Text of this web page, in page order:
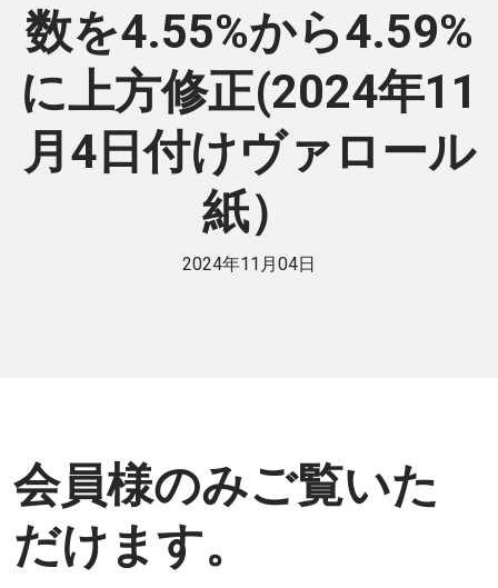
数を4.55%から4.59%
に上方修正(2024年11
月4日付けヴァロール
紙）
2024年11月04日
会員様のみご覧いた
だけます。